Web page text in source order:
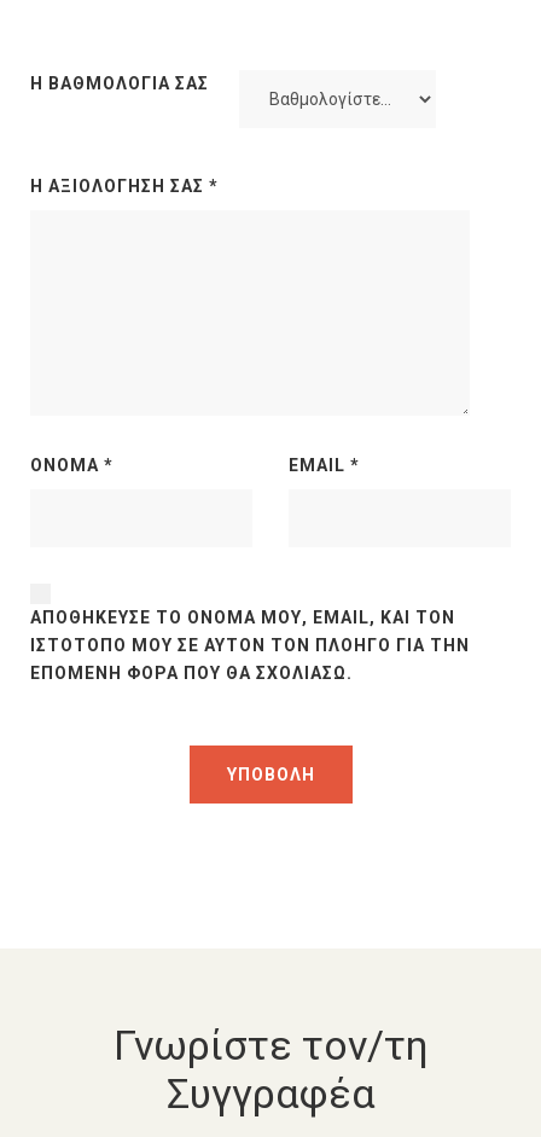
Η ΒΑΘΜΟΛΟΓΊΑ ΣΑΣ
Η ΑΞΙΟΛΌΓΗΣΉ ΣΑΣ *
ΌΝΟΜΑ * EMAIL *
ΑΠΟΘΉΚΕΥΣΕ ΤΟ ΌΝΟΜΆ ΜΟΥ, EMAIL, ΚΑΙ ΤΟΝ
ΙΣΤΌΤΟΠΟ ΜΟΥ ΣΕ ΑΥΤΌΝ ΤΟΝ ΠΛΟΗΓΌ ΓΙΑ ΤΗΝ
ΕΠΌΜΕΝΗ ΦΟΡΆ ΠΟΥ ΘΑ ΣΧΟΛΙΆΣΩ.
Γνωρίστε τον/τη
Συγγραφέα